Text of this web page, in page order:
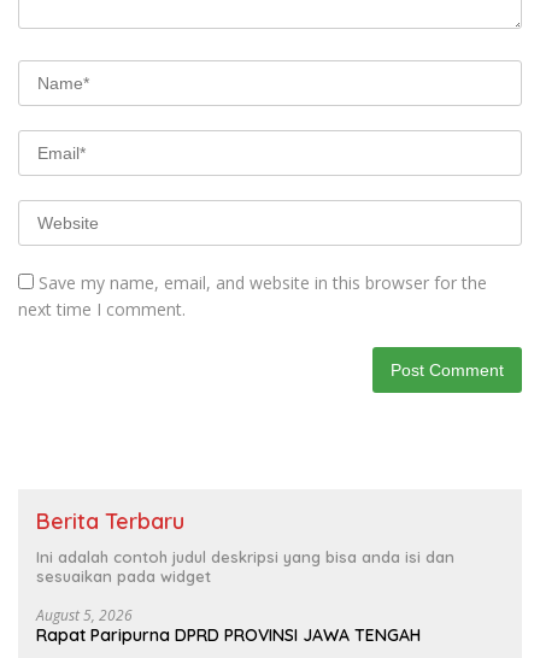
Save my name, email, and website in this browser for the
next time I comment.
Berita Terbaru
Ini adalah contoh judul deskripsi yang bisa anda isi dan
sesuaikan pada widget
August 5, 2026
Rapat Paripurna DPRD PROVINSI JAWA TENGAH